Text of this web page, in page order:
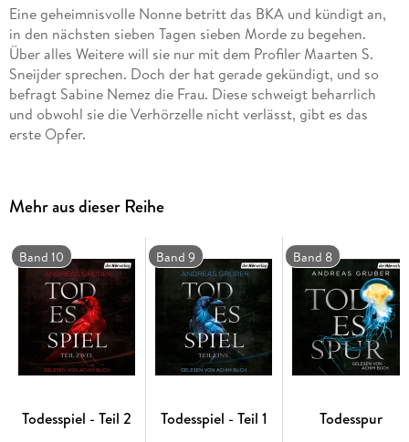
Eine geheimnisvolle Nonne betritt das BKA und kündigt an,
in den nächsten sieben Tagen sieben Morde zu begehen.
Über alles Weitere will sie nur mit dem Profiler Maarten S.
Sneijder sprechen. Doch der hat gerade gekündigt, und so
befragt Sabine Nemez die Frau. Diese schweigt beharrlich
und obwohl sie die Verhörzelle nicht verlässt, gibt es das
erste Opfer.
Nonne in U-Haft sitzt, werden Sneijder und Nemez zu Jägern
und Gejagten: Opfer eines raffinierten Plans, der gnadenlos
ein Menschenleben nach dem anderen fordert . . .
Mehr aus dieser Reihe
Band 10
Todesspiel - Teil 2
Band 9
Todesspiel - Teil 1
Band 8
Todesspur